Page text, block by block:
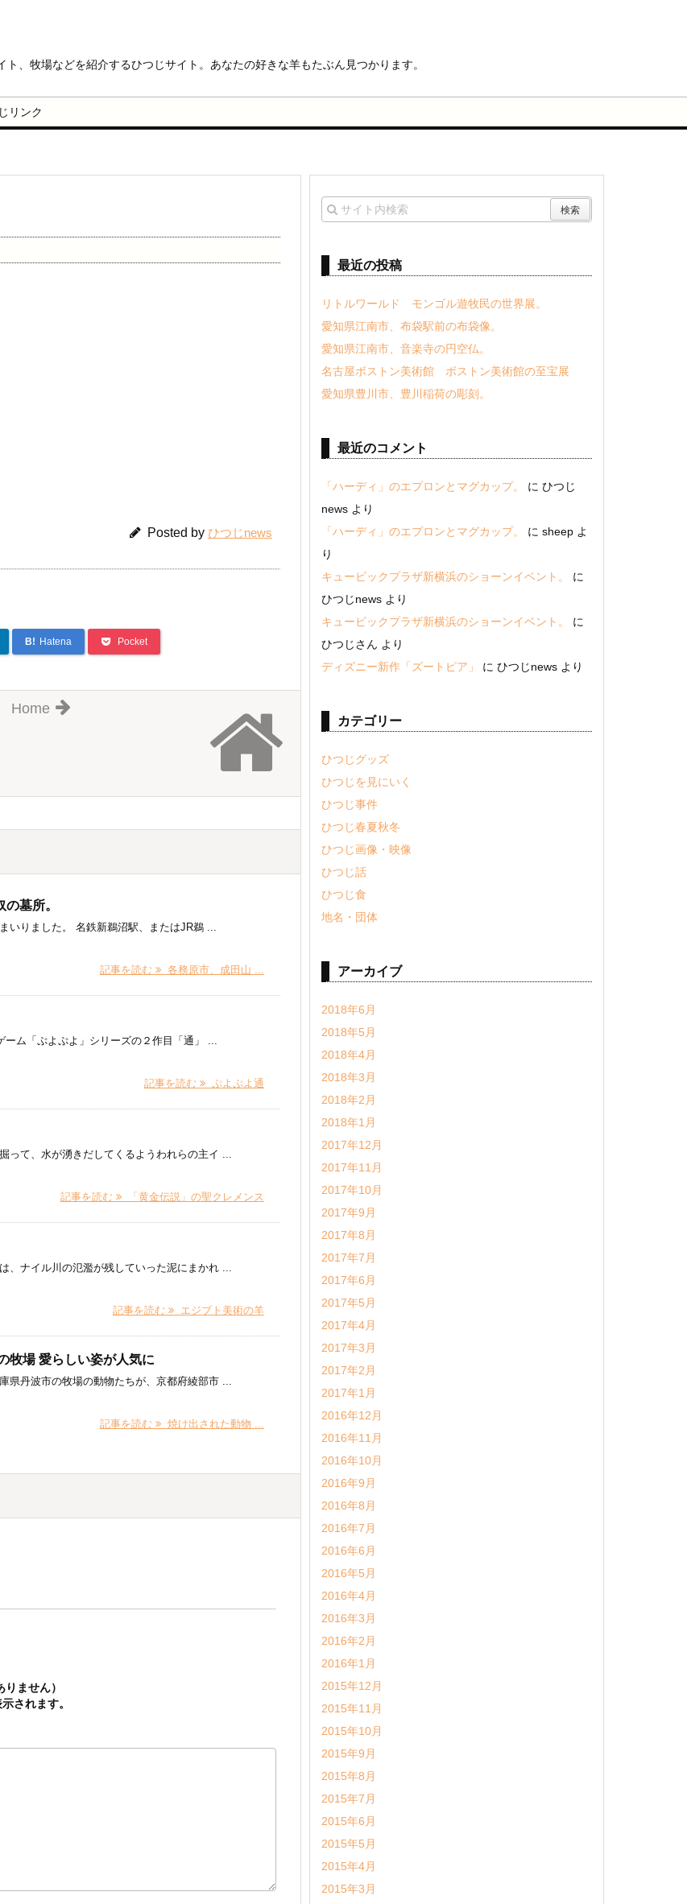
、牧場などを紹介するひつじサイト。あなたの好きな羊もたぶん見つかります。
リンク
Posted by ひつじnews
B! Hatena Pocket
Home
墓所。
いりました。 名鉄新鵜沼駅、またはJR鵜 ...
記事を読む 各務原市、成田山 ...
ぷよぷよ」シリーズの２作目「通」 ...
記事を読む ぷよぷよ通
って、水が湧きだしてくるようわれらの主イ ...
記事を読む 「黄金伝説」の聖クレメンス
、ナイル川の氾濫が残していった泥にまかれ ...
記事を読む エジプト美術の羊
牧場 愛らしい姿が人気に
丹波市の牧場の動物たちが、京都府綾部市 ...
記事を読む 焼け出された動物 ...
ません）
されます。
最近の投稿
リトルワールド モンゴル遊牧民の世界展。
愛知県江南市、布袋駅前の布袋像。
愛知県江南市、音楽寺の円空仏。
名古屋ボストン美術館 ボストン美術館の至宝展
愛知県豊川市、豊川稲荷の彫刻。
最近のコメント
「ハーディ」のエプロンとマグカップ。 に ひつじ
news より
「ハーディ」のエプロンとマグカップ。
に sheep よ
り
キュービックプラザ新横浜のショーンイベント。
に
ひつじnews より
キュービックプラザ新横浜のショーンイベント。
に
ひつじさん より
ディズニー新作「ズートピア」
に ひつじnews より
カテゴリー
ひつじグッズ
ひつじを見にいく
ひつじ事件
ひつじ春夏秋冬
ひつじ画像・映像
ひつじ話
ひつじ食
地名・団体
アーカイブ
2018年6月
2018年5月
2018年4月
2018年3月
2018年2月
2018年1月
2017年12月
2017年11月
2017年10月
2017年9月
2017年8月
2017年7月
2017年6月
2017年5月
2017年4月
2017年3月
2017年2月
2017年1月
2016年12月
2016年11月
2016年10月
2016年9月
2016年8月
2016年7月
2016年6月
2016年5月
2016年4月
2016年3月
2016年2月
2016年1月
2015年12月
2015年11月
2015年10月
2015年9月
2015年8月
2015年7月
2015年6月
2015年5月
2015年4月
2015年3月